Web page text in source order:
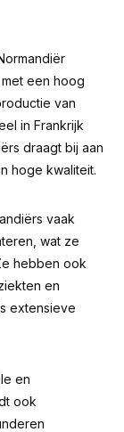
een hoog
van
in Frankrijk
draagt bij aan
hoge kwaliteit.
vaak
wat ze
hebben ook
en
extensieve
en
ook